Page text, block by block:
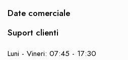
Date comerciale
Suport clienti
Luni - Vineri: 07:45 - 17:30